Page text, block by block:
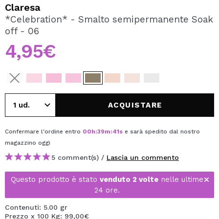
Creando un account su Maquibeauty.it potrai fare i tuoi
acquisti velocemente, controllare lo stato dei tuoi ordini e
CREARE UN ACCOUNT
Claresa
*Celebration* - Smalto semipermanente Soak
off - 06
4,95€
ACQUISTARE
Confermare l'ordine entro 00h:39m:41s e sarà spedito dal nostro
magazzino oggi
5 comment(s) / Lascia un commento
Questo prodotto è stato venduto 2 volte nelle ultime
24 ore.
Contenuti: 5.00 gr
Prezzo x 100 Kg: 99,00€